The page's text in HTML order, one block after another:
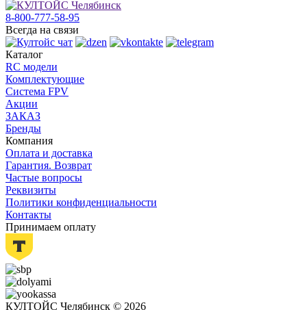
8-800-777-58-95
Всегда на связи
Каталог
RC модели
Комплектующие
Система FPV
Акции
ЗАКАЗ
Бренды
Компания
Оплата и доставка
Гарантия. Возврат
Частые вопросы
Реквизиты
Политики конфиденциальности
Контакты
Принимаем оплату
КУЛТОЙС Челябинск © 2026